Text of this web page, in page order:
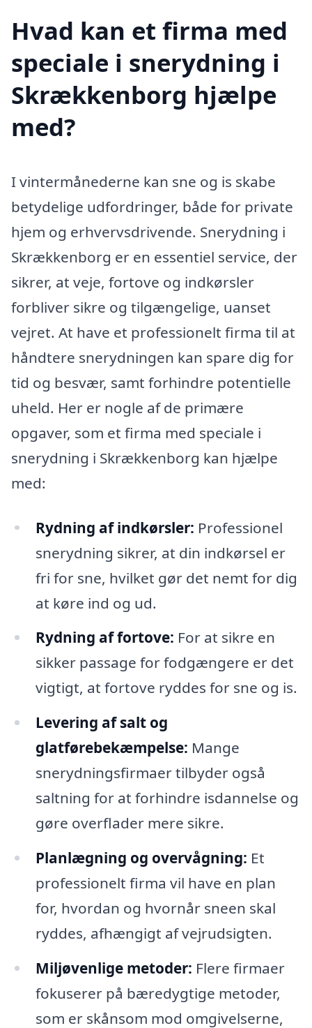
Hvad kan et firma med
speciale i snerydning i
Skrækkenborg hjælpe
med?
I vintermånederne kan sne og is skabe
betydelige udfordringer, både for private
hjem og erhvervsdrivende. Snerydning i
Skrækkenborg er en essentiel service, der
sikrer, at veje, fortove og indkørsler
forbliver sikre og tilgængelige, uanset
vejret. At have et professionelt firma til at
håndtere snerydningen kan spare dig for
tid og besvær, samt forhindre potentielle
uheld. Her er nogle af de primære
opgaver, som et firma med speciale i
snerydning i Skrækkenborg kan hjælpe
med:
Rydning af indkørsler: Professionel
snerydning sikrer, at din indkørsel er
fri for sne, hvilket gør det nemt for dig
at køre ind og ud.
Rydning af fortove: For at sikre en
sikker passage for fodgængere er det
vigtigt, at fortove ryddes for sne og is.
Levering af salt og
glatførebekæmpelse: Mange
snerydningsfirmaer tilbyder også
saltning for at forhindre isdannelse og
gøre overflader mere sikre.
Planlægning og overvågning: Et
professionelt firma vil have en plan
for, hvordan og hvornår sneen skal
ryddes, afhængigt af vejrudsigten.
Miljøvenlige metoder: Flere firmaer
fokuserer på bæredygtige metoder,
som er skånsom mod omgivelserne,